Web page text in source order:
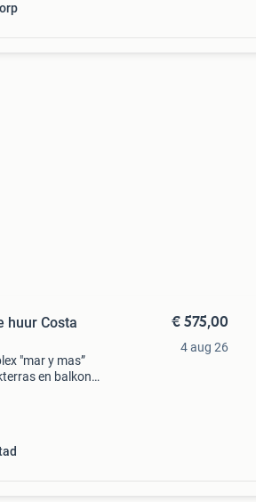
huur Costa
"mar y mas”
en balkon
€ 575,00
4 aug 26